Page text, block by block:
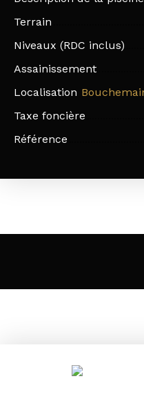
Terrain
Niveaux (RDC inclus)
Assainissement
Localisation
Taxe foncière
Référence